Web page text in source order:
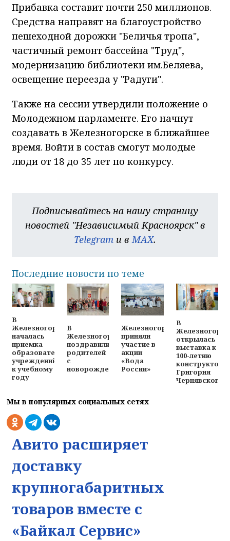
Прибавка составит почти 250 миллионов.
Средства направят на благоустройство
пешеходной дорожки "Беличья тропа",
частичный ремонт бассейна "Труд",
модернизацию библиотеки им.Беляева,
освещение переезда у "Радуги".
Также на сессии утвердили положение о
Молодежном парламенте. Его начнут
создавать в Железногорске в ближайшее
время. Войти в состав смогут молодые
люди от 18 до 35 лет по конкурсу.
Подписывайтесь на нашу страницу
новостей "Независимый Красноярск" в
Telegram и вMAX.
Последние новости по теме
В
Железногорске
началась
приемка
образовательных
учреждений
к учебному
году
В
Железногорске
поздравили
родителей
с
новорожденными
Железногорцы
приняли
участие в
акции
«Вода
России»
В
открылась
выставка к
100-летию
конструктора
Григория
Чернявского
Мы в популярных социальных сетях
Авито расширяет
доставку
крупногабаритных
товаров вместе с
«Байкал Сервис»
На сайте используется веб-
Для обеспечения оптимальной работы, анализа
использования и улучшения пользовательского опыта на
веб-сайте могут использоваться системы веб-аналитики